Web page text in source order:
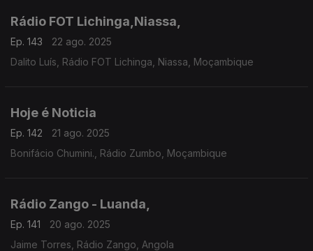
Rádio FOT Lichinga,Niassa,
Ep. 143
22 ago. 2025
Dalito Luís, Rádio FOT Lichinga, Niassa, Moçambique
Hoje é Noticia
Ep. 142
21 ago. 2025
Bonifácio Chumini., Rádio Zumbo, Moçambique
Rádio Zango - Luanda,
Ep. 141
20 ago. 2025
Jaime Torres, Rádio Zango, Angola